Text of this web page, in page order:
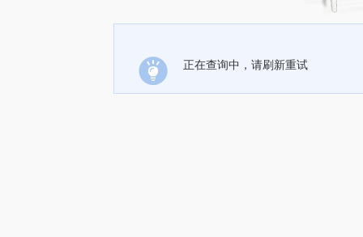
正在查询中，请刷新重试